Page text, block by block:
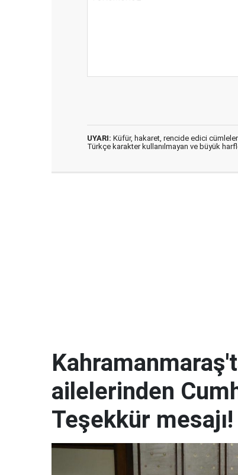
UYARI: Küfür, hakaret, rencide edici cümleler
Türkçe karakter kullanılmayan ve büyük
ailelerinden
Teşekkür mesajı!